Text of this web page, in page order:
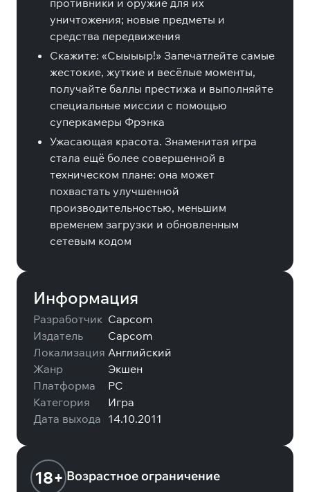
противники и оружие для их
уничтожения; новые предметы и
средства передвижения
Скажите: «Сыыыыр!» Запечатлейте самые
жестокие, жуткие и весёлые моменты,
получайте баллы престижа и выполняйте
специальные миссии с помощью
суперкамеры Фрэнка
Ужасающая красота. Знаменитая игра
стала ещё более совершенной в
техническом плане: она может
похвастать улучшенной
производительностью, меньшим
временем загрузки и обновленным
сетевым кодом
Информация
Разработчик Capcom
Издатель
Capcom
Локализация Английский
Жанр
Экшен
Платформа
PC
Категория
Игра
Дата выхода 14.10.2011
18+ Возрастное ограничение